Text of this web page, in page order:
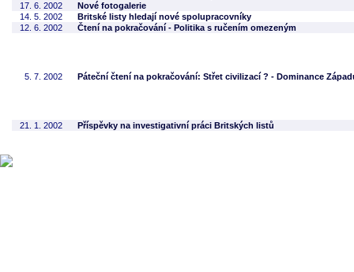
17. 6. 2002
Nové fotogalerie
14. 5. 2002
Britské listy hledají nové spolupracovníky
12. 6. 2002
Čtení na pokračování - Politika s ručením omezeným
5. 7. 2002 Páteční čtení na pokračování: Střet civilizací ? - Dominance
21. 1. 2002 Příspěvky na investigativní práci Britských listů